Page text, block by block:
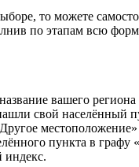
то можете
по этапам всю
вашего
свой населённый
пункта в графу
индекс.